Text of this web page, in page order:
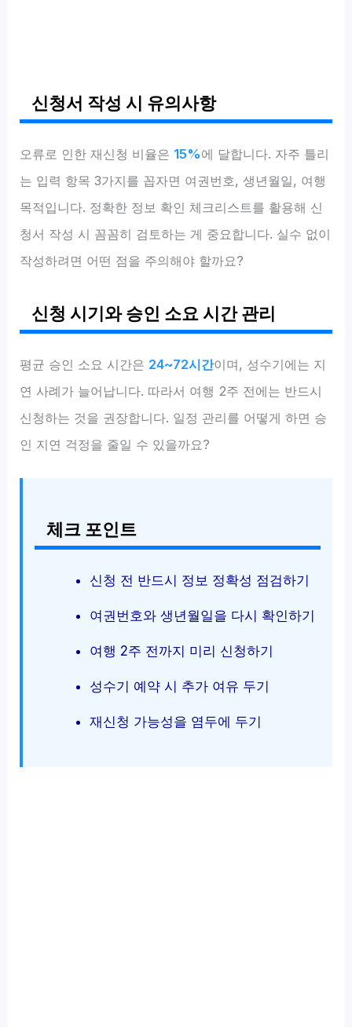
신청서 작성 시 유의사항
오류로 인한 재신청 비율은 15%에 달합니다. 자주 틀리
는 입력 항목 3가지를 꼽자면 여권번호, 생년월일, 여행
목적입니다. 정확한 정보 확인 체크리스트를 활용해 신
청서 작성 시 꼼꼼히 검토하는 게 중요합니다. 실수 없이
작성하려면 어떤 점을 주의해야 할까요?
신청 시기와 승인 소요 시간 관리
평균 승인 소요 시간은 24~72시간이며, 성수기에는 지
연 사례가 늘어납니다. 따라서 여행 2주 전에는 반드시
신청하는 것을 권장합니다. 일정 관리를 어떻게 하면 승
인 지연 걱정을 줄일 수 있을까요?
체크 포인트
신청 전 반드시 정보 정확성 점검하기
여권번호와 생년월일을 다시 확인하기
여행 2주 전까지 미리 신청하기
성수기 예약 시 추가 여유 두기
재신청 가능성을 염두에 두기